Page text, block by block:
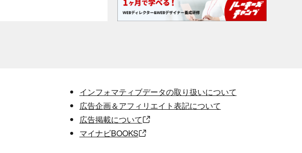
インフォマティブデータの取り扱いについて
広告企画＆アフィリエイト表記について
広告掲載について
マイナビBOOKS